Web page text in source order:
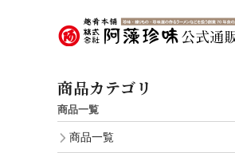
商品カテゴリ
商品一覧
商品一覧